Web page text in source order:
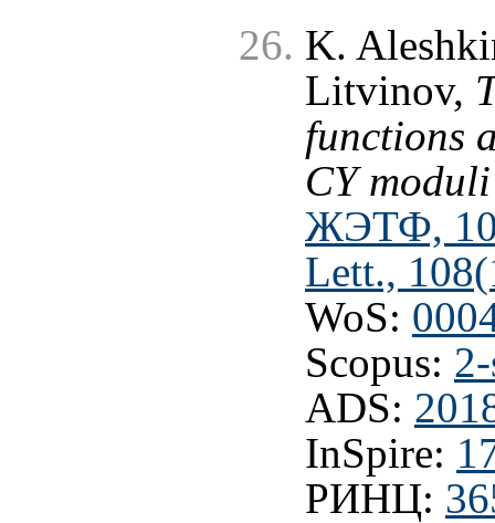
K.
Litvinov,
functions
CY
ЖЭТФ,
Lett.,
WoS:
Scopus:
ADS:
InSpire:
РИНЦ: